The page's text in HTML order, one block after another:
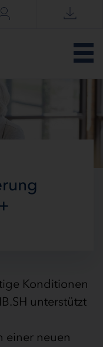
Konditionen
unterstützt
einer neuen